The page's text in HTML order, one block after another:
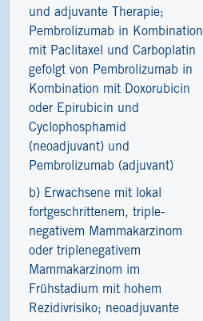
und adjuvante Therapie;
Pembrolizumab in Kombination
mit Paclitaxel und Carboplatin
gefolgt von Pembrolizumab in
Kombination mit Doxorubicin
oder Epirubicin und
Cyclophosphamid
(neoadjuvant) und
Pembrolizumab (adjuvant)
b) Erwachsene mit lokal
fortgeschrittenem, triple-
negativem Mammakarzinom
oder triplenegativem
Mammakarzinom im
Frühstadium mit hohem
Rezidivrisiko; neoadjuvante